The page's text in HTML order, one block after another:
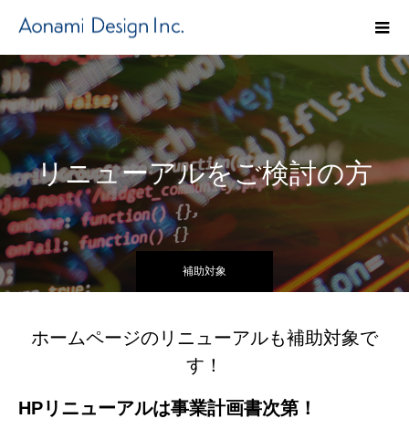
リニューアルをご検討の方
補助対象
ホームページのリニューアルも補助対象で
す！
HPリニューアルは事業計画書次第！